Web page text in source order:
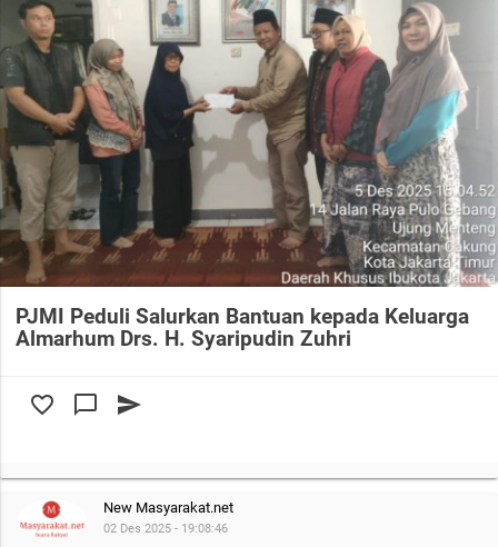
PJMI Peduli Salurkan Bantuan kepada Keluarga
Almarhum Drs. H. Syaripudin Zuhri
favorite_border chat_bubble_outline send
New Masyarakat.net
02 Des 2025 - 19:08:46